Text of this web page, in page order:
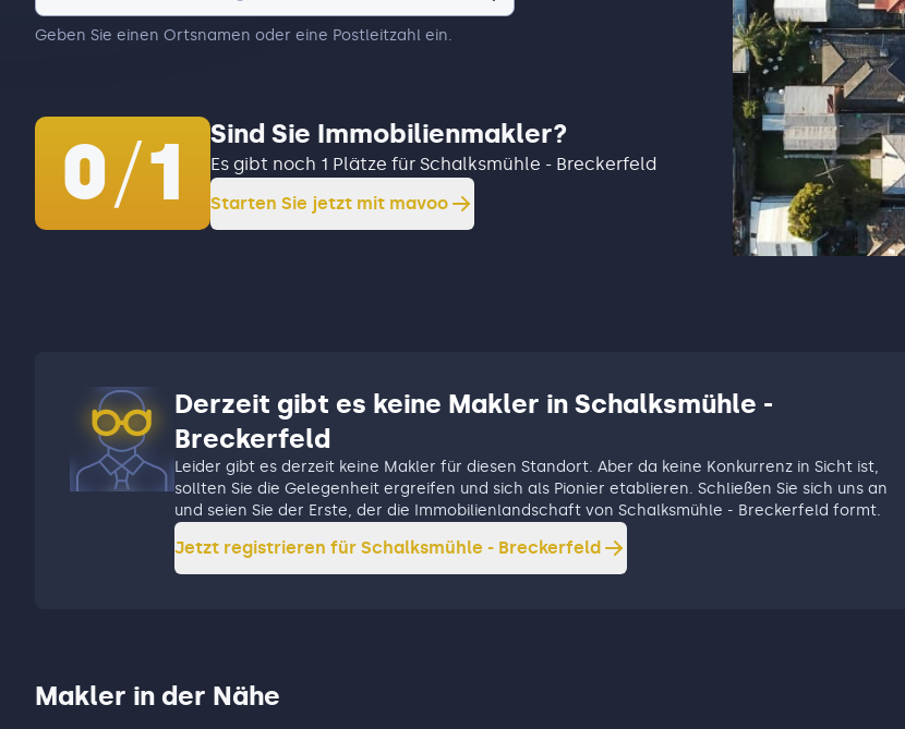
Geben Sie einen Ortsnamen oder eine Postleitzahl ein.
0/1 Sind Sie Immobilienmakler?
Es gibt noch 1 Plätze für Schalksmühle - Breckerfeld
Starten Sie jetzt mit mavoo
Derzeit gibt es keine Makler in Schalksmühle -
Breckerfeld
Leider gibt es derzeit keine Makler für diesen Standort. Aber da keine Konkurrenz in Sicht ist,
sollten Sie die Gelegenheit ergreifen und sich als Pionier etablieren. Schließen Sie sich uns an
und seien Sie der Erste, der die Immobilienlandschaft von Schalksmühle - Breckerfeld formt.
Jetzt registrieren für Schalksmühle - Breckerfeld
Makler in der Nähe